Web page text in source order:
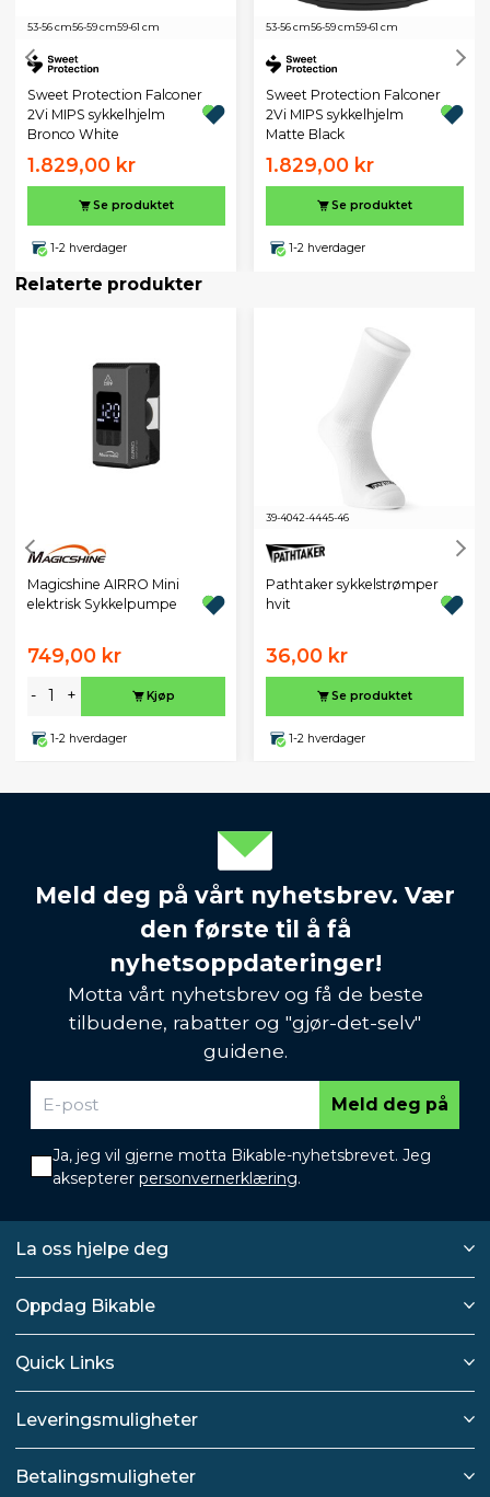
53-56 cm56-59 cm59-61 cm
Sweet Protection Falconer
2Vi MIPS sykkelhjelm
Bronco White
1.829,00 kr
Se produktet
1-2 hverdager
53-56 cm56-59 cm59-61 cm
Sweet Protection Falconer
2Vi MIPS sykkelhjelm
Matte Black
1.829,00 kr
Se produktet
1-2 hverdager
Relaterte produkter
Magicshine AIRRO Mini
elektrisk Sykkelpumpe
749,00 kr
- + Kjøp
1-2 hverdager
39-4042-4445-46
Pathtaker sykkelstrømper
hvit
36,00 kr
Se produktet
1-2 hverdager
Meld deg på vårt nyhetsbrev. Vær
den første til å få
nyhetsoppdateringer!
Motta vårt nyhetsbrev og få de beste
tilbudene, rabatter og "gjør-det-selv"
guidene.
Meld deg på
Ja, jeg vil gjerne motta Bikable-nyhetsbrevet. Jeg
aksepterer personvernerklæring.
La oss hjelpe deg
Oppdag Bikable
Quick Links
Leveringsmuligheter
Betalingsmuligheter